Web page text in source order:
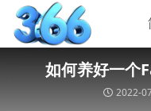
如何养好一个
2022-